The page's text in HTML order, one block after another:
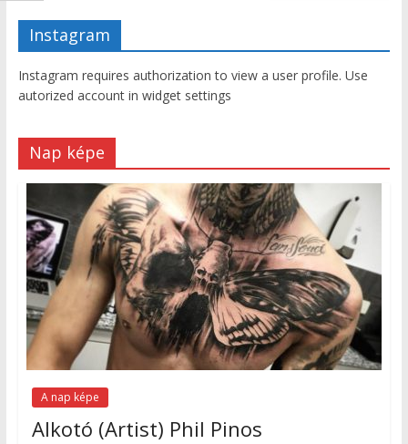
Instagram
Instagram requires authorization to view a user profile. Use
autorized account in widget settings
Nap képe
A nap képe
Alkotó (Artist) Phil Pinos